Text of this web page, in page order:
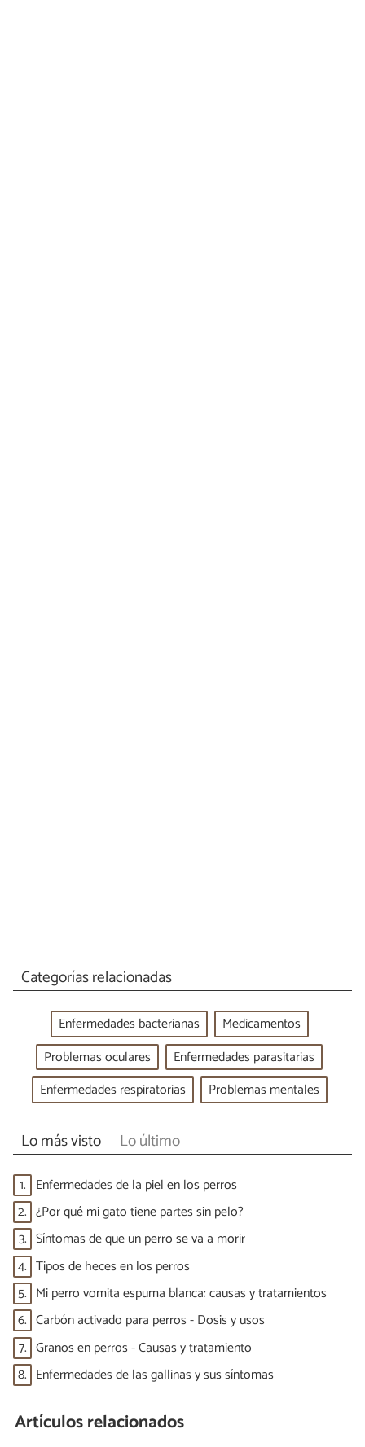
Categorías relacionadas
Enfermedades bacterianas
Medicamentos
Problemas oculares
Enfermedades parasitarias
Enfermedades respiratorias
Problemas mentales
Lo más visto Lo último
1. Enfermedades de la piel en los perros
2. ¿Por qué mi gato tiene partes sin pelo?
3. Síntomas de que un perro se va a morir
4. Tipos de heces en los perros
5. Mi perro vomita espuma blanca: causas y tratamientos
6. Carbón activado para perros - Dosis y usos
7. Granos en perros - Causas y tratamiento
8. Enfermedades de las gallinas y sus síntomas
Artículos relacionados